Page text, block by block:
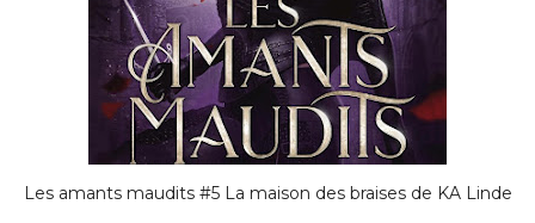
Les amants maudits #5 La maison des braises de KA Linde